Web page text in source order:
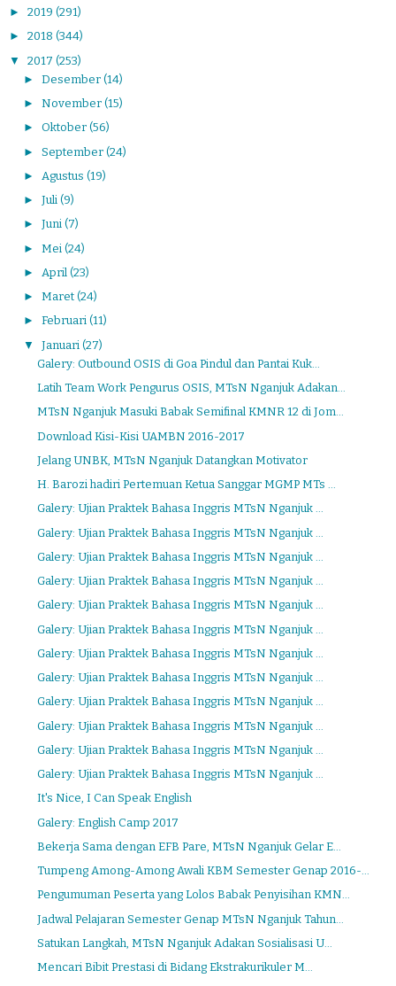
► 2019 (291)
► 2018 (344)
▼ 2017 (253)
► Desember (14)
► November (15)
► Oktober (56)
► September (24)
► Agustus (19)
► Juli (9)
► Juni (7)
► Mei (24)
► April (23)
► Maret (24)
► Februari (11)
▼ Januari (27)
Galery: Outbound OSIS di Goa Pindul dan Pantai Kuk...
Latih Team Work Pengurus OSIS, MTsN Nganjuk Adakan...
MTsN Nganjuk Masuki Babak Semifinal KMNR 12 di Jom...
Download Kisi-Kisi UAMBN 2016-2017
Jelang UNBK, MTsN Nganjuk Datangkan Motivator
H. Barozi hadiri Pertemuan Ketua Sanggar MGMP MTs ...
Galery: Ujian Praktek Bahasa Inggris MTsN Nganjuk ...
Galery: Ujian Praktek Bahasa Inggris MTsN Nganjuk ...
Galery: Ujian Praktek Bahasa Inggris MTsN Nganjuk ...
Galery: Ujian Praktek Bahasa Inggris MTsN Nganjuk ...
Galery: Ujian Praktek Bahasa Inggris MTsN Nganjuk ...
Galery: Ujian Praktek Bahasa Inggris MTsN Nganjuk ...
Galery: Ujian Praktek Bahasa Inggris MTsN Nganjuk ...
Galery: Ujian Praktek Bahasa Inggris MTsN Nganjuk ...
Galery: Ujian Praktek Bahasa Inggris MTsN Nganjuk ...
Galery: Ujian Praktek Bahasa Inggris MTsN Nganjuk ...
Galery: Ujian Praktek Bahasa Inggris MTsN Nganjuk ...
Galery: Ujian Praktek Bahasa Inggris MTsN Nganjuk ...
It's Nice, I Can Speak English
Galery: English Camp 2017
Bekerja Sama dengan EFB Pare, MTsN Nganjuk Gelar E...
Tumpeng Among-Among Awali KBM Semester Genap 2016-...
Pengumuman Peserta yang Lolos Babak Penyisihan KMN...
Jadwal Pelajaran Semester Genap MTsN Nganjuk Tahun...
Satukan Langkah, MTsN Nganjuk Adakan Sosialisasi U...
Mencari Bibit Prestasi di Bidang Ekstrakurikuler M...